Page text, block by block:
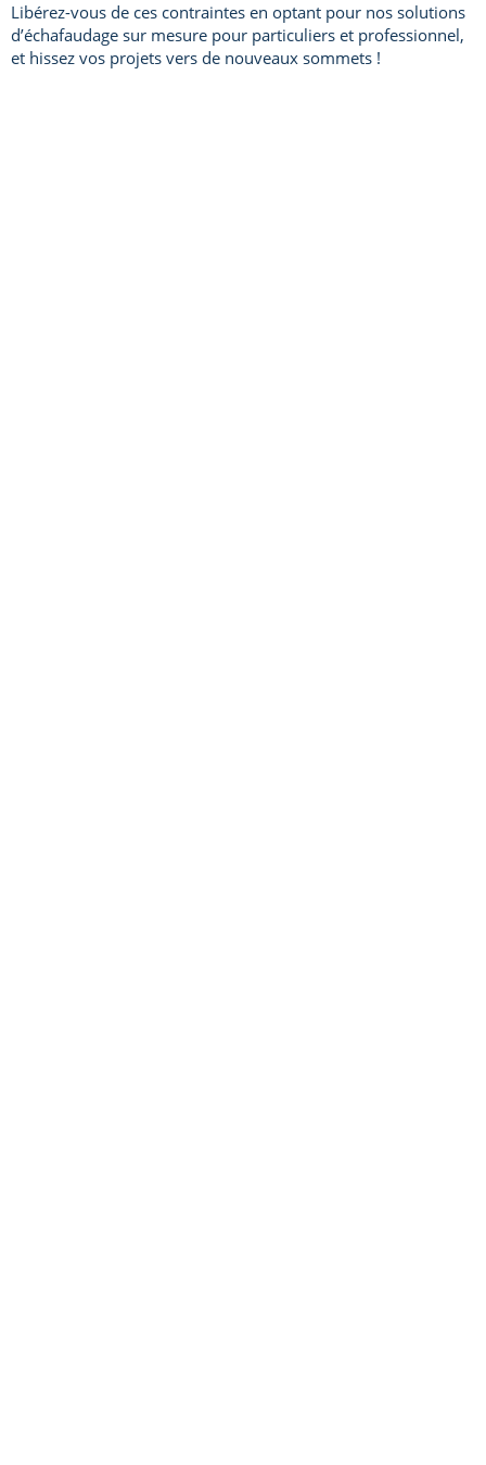
Libérez-vous de ces contraintes en optant pour nos solutions
d’échafaudage sur mesure pour particuliers et professionnel,
et hissez vos projets vers de nouveaux sommets !